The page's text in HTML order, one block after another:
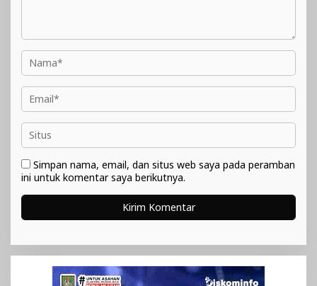
Simpan nama, email, dan situs web saya pada peramban
ini untuk komentar saya berikutnya.